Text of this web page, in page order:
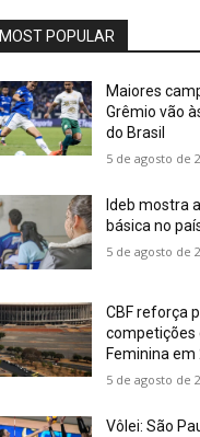
MOST POPULAR
Maiores
Grêmio vão
do Brasil
5 de agosto de
Ideb mostra
básica no
5 de agosto de
CBF reforça
competições
Feminina em
5 de agosto de
Vôlei: São